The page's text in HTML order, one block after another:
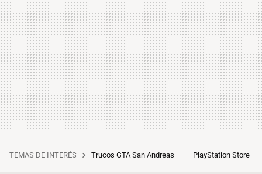
TEMAS DE INTERÉS Trucos GTA San Andreas PlayStation Store